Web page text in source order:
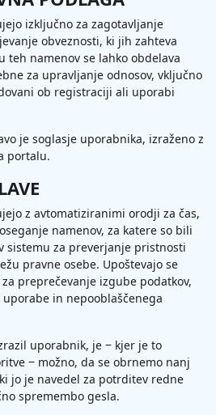
izključno za zagotavljanje
obveznosti, ki jih zahteva
teh namenov se lahko obdelava
za upravljanje odnosov, vključno
ob registraciji ali uporabi
je soglasje uporabnika, izraženo z
portalu.
z avtomatiziranimi orodji za čas,
namenov, za katere so bili
sistemu za preverjanje pristnosti
pravne osebe. Upoštevajo se
preprečevanje izgube podatkov,
in nepooblaščenega
uporabnik, je ‒ kjer je to
‒ možno, da se obrnemo nanj
jo je navedel za potrditev redne
spremembo gesla.